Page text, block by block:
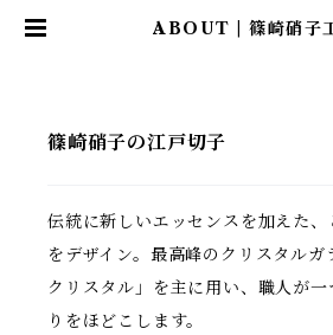
ABOUT | 篠崎硝子
篠崎硝子の江戸切子
伝統に新しいエッセンスを加えた
をデザイン。最高峰のクリスタルガ
クリスタル」を主に用い、職人が
りをほどこします。